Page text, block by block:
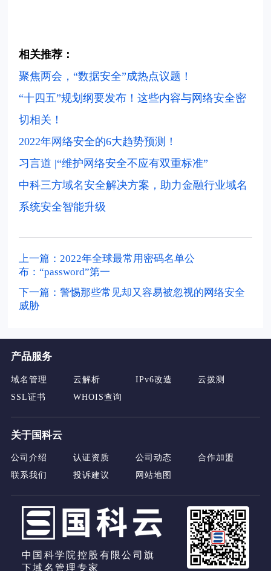
相关推荐：
聚焦两会，“数据安全”成热点议题！
“十四五”规划纲要发布！这些内容与网络安全密
切相关！
2022年网络安全的6大趋势预测！
习言道 |“维护网络安全不应有双重标准”
中科三方域名安全解决方案，助力金融行业域名
系统安全智能升级
上一篇：2022年全球最常用密码名单公
布：“password”第一
下一篇：警惕那些常见却又容易被忽视的网络安全
威胁
产品服务
域名管理 云解析 IPv6改造
云拨测
SSL证书
WHOIS查询
关于国科云
公司介绍 认证资质 公司动态
合作加盟
联系我们
投诉建议 网站地图
中国科学院控股有限公司旗
下域名管理专家